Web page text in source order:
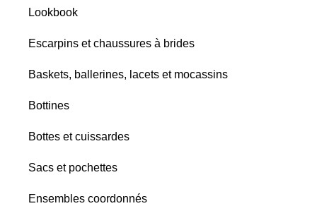
Tous
Chiné
Satins
Toutes les
Lookbook
Escarpins et chaussures à brides
Baskets, ballerines, lacets et mocassins
Bottines
Bottes et cuissardes
Sacs et pochettes
Ensembles coordonnés